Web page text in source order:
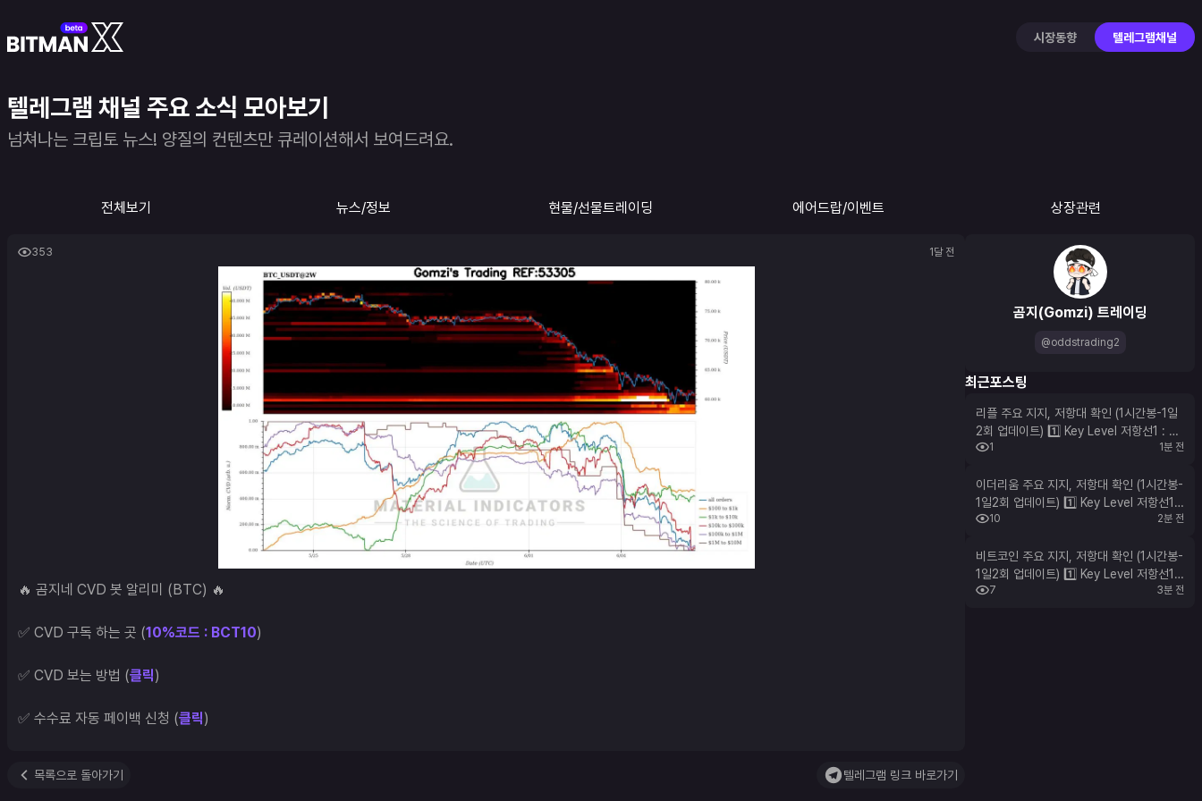
시장동향 텔레그램채널
텔레그램 채널 주요 소식 모아보기
넘쳐나는 크립토 뉴스! 양질의 컨텐츠만 큐레이션해서 보여드려요.
전체보기 뉴스/정보 현물/선물트레이딩 에어드랍/이벤트 상장관련
353 1달 전
🔥 곰지네 CVD 봇 알리미 (BTC) 🔥
✅ CVD 구독 하는 곳 (10%코드 : BCT10)
✅ CVD 보는 방법 (클릭)
✅ 수수료 자동 페이백 신청 (클릭)
목록으로 돌아가기 텔레그램 링크 바로가기
곰지(Gomzi) 트레이딩
@oddstrading2
최근포스팅
리플 주요 지지, 저항대 확인 (1시간봉-1일
2회 업데이트) 1️⃣ Key Level 저항선1 : 노
란영역, $1.0913 저항선2 : 노란영역, $1.
선1 : 파란영역, $1.0530 2️⃣ 최다 거래량
발생 기준 07/31 이후 1시간봉 기준 최다
1 1분 전
이더리움 주요 지지, 저항대 확인 (1시간봉-
1일2회 업데이트) 1️⃣ Key Level 저항선1 :
노란영역, 없음 지지선1 : 파란영역, $188
파란영역, $1837 2️⃣ 최다 거래량 발생 기
준 07/31 이후 1시간봉 기준 최다 매물대
지지선 : $1867
10 2분 전
비트코인 주요 지지, 저항대 확인 (1시간봉-
1일2회 업데이트) 1️⃣ Key Level 저항선1 :
노란영역, 없음 지지선1 : 파란영역, $63.5
7 3분 전